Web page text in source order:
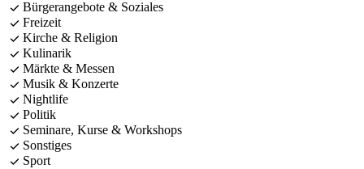
Bürgerangebote & Soziales
Freizeit
Kirche & Religion
Kulinarik
Märkte & Messen
Musik & Konzerte
Nightlife
Politik
Seminare, Kurse & Workshops
Sonstiges
Sport